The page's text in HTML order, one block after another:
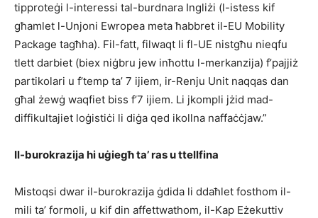
tipproteġi l-interessi tal-burdnara Ingliżi (l-istess kif
għamlet l-Unjoni Ewropea meta ħabbret il-EU Mobility
Package tagħha). Fil-fatt, filwaqt li fl-UE nistgħu nieqfu
tlett darbiet (biex niġbru jew inħottu l-merkanzija) f’pajjiż
partikolari u f’temp ta’ 7 ijiem, ir-Renju Unit naqqas dan
għal żewġ waqfiet biss f’7 ijiem. Li jkompli jżid mad-
diffikultajiet loġistiċi li diġa qed ikollna naffaċċjaw.”
Il-burokrazija hi uġiegħ ta’ ras u ttellfina
Mistoqsi dwar il-burokrazija ġdida li ddaħlet fosthom il-
mili ta’ formoli, u kif din affettwathom, il-Kap Eżekuttiv